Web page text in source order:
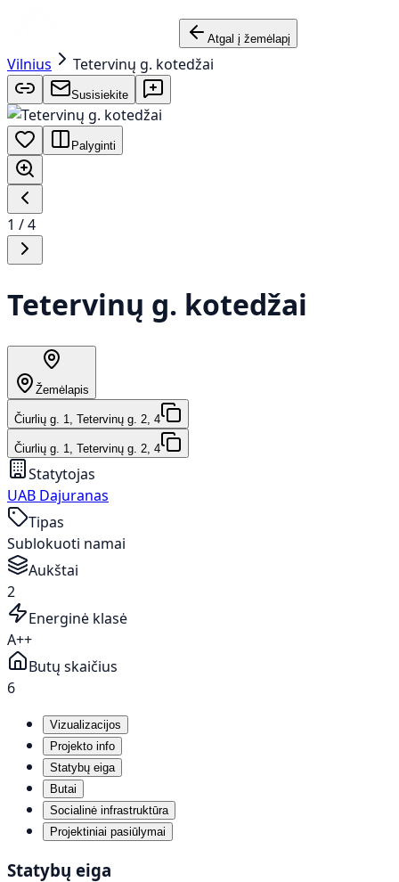
Atgal į žemėlapį
Vilnius Tetervinų g. kotedžai
Susisiekite
Palyginti
1 /4
Tetervinų g. kotedžai
Žemėlapis
Čiurlių g. 1, Tetervinų g. 2, 4
Čiurlių g. 1, Tetervinų g. 2, 4
Statytojas
UAB Dajuranas
Tipas
Sublokuoti namai
Aukštai
2
Energinė klasė
A++
Butų skaičius
6
Vizualizacijos
Projekto info
Statybų eiga
Butai
Socialinė infrastruktūra
Projektiniai pasiūlymai
Statybų eiga